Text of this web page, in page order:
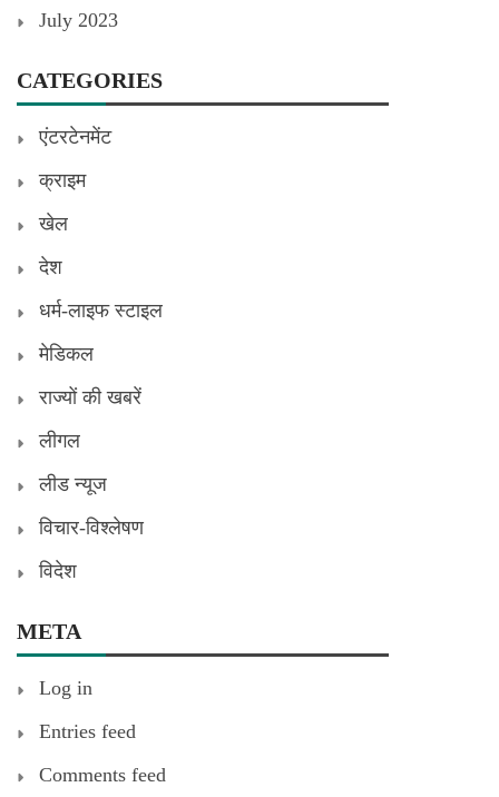
July 2023
CATEGORIES
एंटरटेनमेंट
क्राइम
खेल
देश
धर्म-लाइफ स्टाइल
मेडिकल
राज्यों की खबरें
लीगल
लीड न्यूज
विचार-विश्लेषण
विदेश
META
Log in
Entries feed
Comments feed